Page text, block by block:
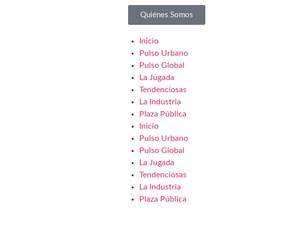
Quiénes Somos
Inicio
Pulso Urbano
Pulso Global
La Jugada
Tendenciosas
La Industria
Plaza Pública
Inicio
Pulso Urbano
Pulso Global
La Jugada
Tendenciosas
La Industria
Plaza Pública